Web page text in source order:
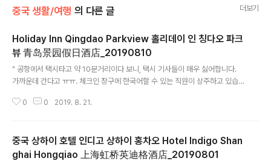
중국 생활/여행 의 다른 글 더보기
Holiday Inn Qingdao Parkview 홀리데이 인 칭다오 파크
뷰 青岛景园假日酒店_20190810
" 공항에서 택시타고 약 10분거리이다 보니, 택시 기사들이 매우 싫어합니다.
가까운데 간다고 ㅠㅠ. 체크인 창구에 한국어할 수 있는 직원이 상주하고 있습
끌여주며, 김치 등 한국 반찬이 있습니다. "
0 0 2019. 8. 21.
중국 상하이 호텔 인디고 상하이 홍차오 Hotel Indigo Shan
ghai Hongqiao 上海虹桥英迪格酒店_20190801